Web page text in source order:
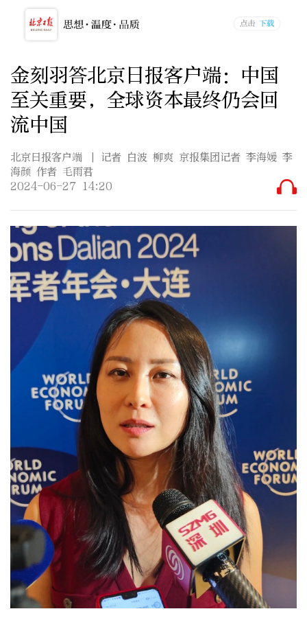
金刻羽答北京日报客户端：中国
至关重要，全球资本最终仍会回
流中国
北京日报客户端
| 记者 白波 柳爽 京报集团记者 李海媛 李
海颜 作者 毛雨君
2024-06-27 14:20